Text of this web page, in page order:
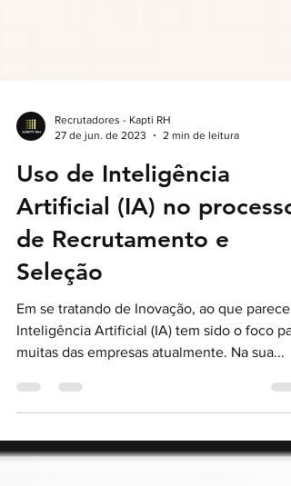
Recrutadores - Kapti RH
27 de jun. de 2023
2 min de leitura
Uso de Inteligência
Artificial (IA) no processo
de Recrutamento e
Seleção
Em se tratando de Inovação, ao que parece
Inteligência Artificial (IA) tem sido o foco